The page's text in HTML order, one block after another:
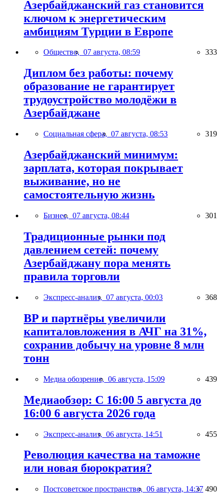
Азербайджанский газ становится
ключом к энергетическим
амбициям Турции в Европе
Общество, 07 августа, 08:59 333
Диплом без работы: почему
образование не гарантирует
трудоустройство молодёжи в
Азербайджане
Социальная сфера, 07 августа, 08:53 319
Азербайджанский минимум:
зарплата, которая покрывает
выживание, но не
самостоятельную жизнь
Бизнес, 07 августа, 08:44 301
Традиционные рынки под
давлением сетей: почему
Азербайджану пора менять
правила торговли
Экспресс-анализ, 07 августа, 00:03 368
BP и партнёры увеличили
капиталовложения в АЧГ на 31%,
сохранив добычу на уровне 8 млн
тонн
Медиа обозрение, 06 августа, 15:09 439
Медиаобзор: С 16:00 5 августа до
16:00 6 августа 2026 года
Экспресс-анализ, 06 августа, 14:51 455
Революция качества на таможне
или новая бюрократия?
Постсоветское пространство, 06 августа, 14:37 490